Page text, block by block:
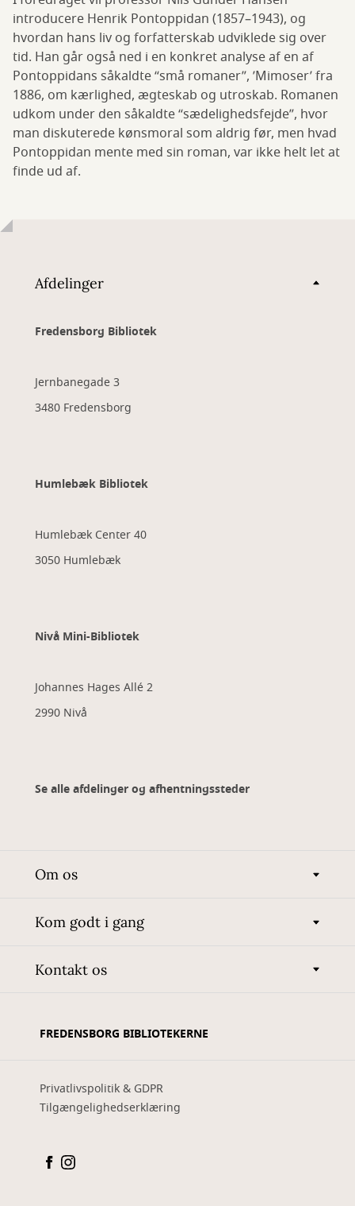
introducere Henrik Pontoppidan (1857–1943), og
hvordan hans liv og forfatterskab udviklede sig over
tid. Han går også ned i en konkret analyse af en af
Pontoppidans såkaldte “små romaner”, ’Mimoser’ fra
1886, om kærlighed, ægteskab og utroskab. Romanen
udkom under den såkaldte “sædelighedsfejde”, hvor
man diskuterede kønsmoral som aldrig før, men hvad
Pontoppidan mente med sin roman, var ikke helt let at
finde ud af.
Afdelinger
Fredensborg Bibliotek
Jernbanegade 3
3480 Fredensborg
Humlebæk Bibliotek
Humlebæk Center 40
3050 Humlebæk
Nivå Mini-Bibliotek
Johannes Hages Allé 2
2990 Nivå
Se alle afdelinger og afhentningssteder
Om os
Kom godt i gang
Kontakt os
FREDENSBORG BIBLIOTEKERNE
Privatlivspolitik & GDPR
Tilgængelighedserklæring